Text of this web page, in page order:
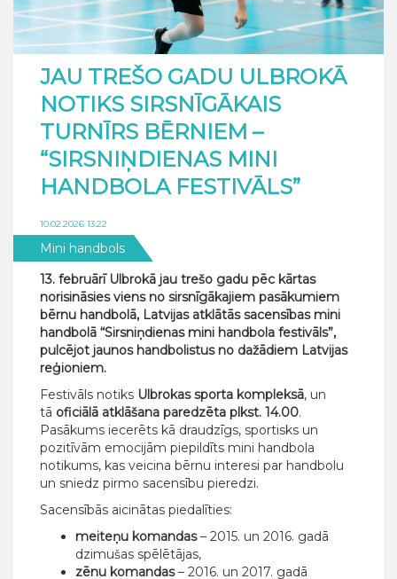
JAU TREŠO GADU ULBROKĀ
NOTIKS SIRSNĪGĀKAIS
TURNĪRS BĒRNIEM –
“SIRSNIŅDIENAS MINI
HANDBOLA FESTIVĀLS”
10.02.2026 13:22
Mini handbols
13. februārī Ulbrokā jau trešo gadu pēc kārtas
norisināsies viens no sirsnīgākajiem pasākumiem
bērnu handbolā, Latvijas atklātās sacensības mini
handbolā “Sirsniņdienas mini handbola festivāls”,
pulcējot jaunos handbolistus no dažādiem Latvijas
reģioniem.
Festivāls notiks Ulbrokas sporta kompleksā, un
tā oficiālā atklāšana paredzēta plkst. 14.00.
Pasākums iecerēts kā draudzīgs, sportisks un
pozitīvām emocijām piepildīts mini handbola
notikums, kas veicina bērnu interesi par handbolu
un sniedz pirmo sacensību pieredzi.
Sacensībās aicinātas piedalīties:
meiteņu komandas– 2015. un 2016. gadā
dzimušas spēlētājas,
zēnu komandas– 2016. un 2017. gadā